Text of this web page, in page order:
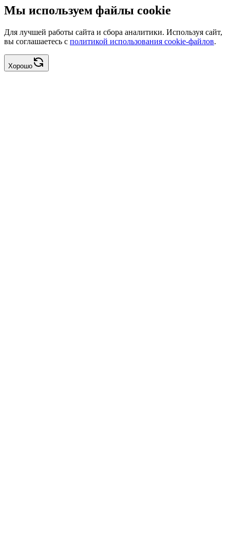
Мы используем файлы cookie
Для лучшей работы сайта и сбора аналитики. Используя сайт,
вы соглашаетесь с политикой использования cookie-файлов.
Хорошо